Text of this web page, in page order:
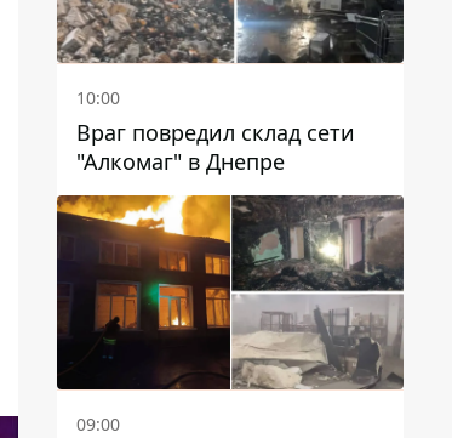
10:00
Враг повредил склад сети
"Алкомаг" в Днепре
09:00